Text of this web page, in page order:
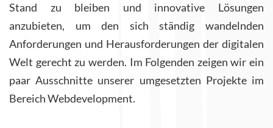
Stand zu bleiben und innovative Lösungen
anzubieten, um den sich ständig wandelnden
Anforderungen und Herausforderungen der digitalen
Welt gerecht zu werden. Im Folgenden zeigen wir ein
paar Ausschnitte unserer umgesetzten Projekte im
Bereich Webdevelopment.